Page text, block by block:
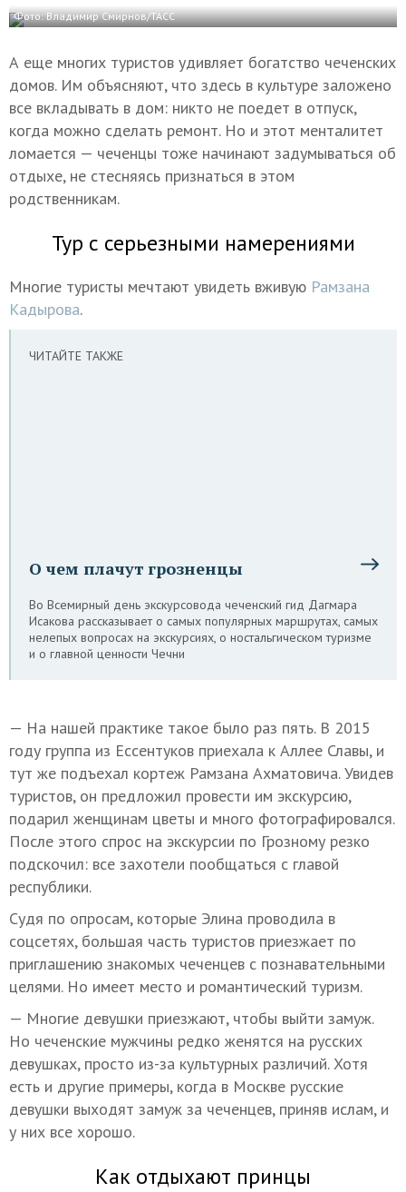
Фото: Владимир Смирнов/ТАСС
А еще многих туристов удивляет богатство чеченских
домов. Им объясняют, что здесь в культуре заложено
все вкладывать в дом: никто не поедет в отпуск,
когда можно сделать ремонт. Но и этот менталитет
ломается — чеченцы тоже начинают задумываться об
отдыхе, не стесняясь признаться в этом
родственникам.
Тур с серьезными намерениями
Многие туристы мечтают увидеть вживую Рамзана
Кадырова.
ЧИТАЙТЕ ТАКЖЕ
О чем плачут грозненцы
Во Всемирный день экскурсовода чеченский гид Дагмара
Исакова рассказывает о самых популярных маршрутах, самых
нелепых вопросах на экскурсиях, о ностальгическом туризме
и о главной ценности Чечни
— На нашей практике такое было раз пять. В 2015
году группа из Ессентуков приехала к Аллее Славы, и
тут же подъехал кортеж Рамзана Ахматовича. Увидев
туристов, он предложил провести им экскурсию,
подарил женщинам цветы и много фотографировался.
После этого спрос на экскурсии по Грозному резко
подскочил: все захотели пообщаться с главой
республики.
Судя по опросам, которые Элина проводила в
соцсетях, большая часть туристов приезжает по
приглашению знакомых чеченцев с познавательными
целями. Но имеет место и романтический туризм.
— Многие девушки приезжают, чтобы выйти замуж.
Но чеченские мужчины редко женятся на русских
девушках, просто из-за культурных различий. Хотя
есть и другие примеры, когда в Москве русские
девушки выходят замуж за чеченцев, приняв ислам, и
у них все хорошо.
Как отдыхают принцы